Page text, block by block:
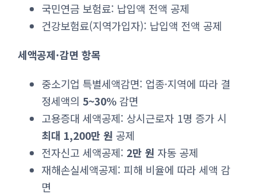
국민연금 보험료: 납입액 전액 공제
건강보험료(지역가입자): 납입액 전액 공제
세액공제·감면 항목
중소기업 특별세액감면: 업종·지역에 따라 결
정세액의 5~30% 감면
고용증대 세액공제: 상시근로자 1명 증가 시
최대 1,200만 원 공제
전자신고 세액공제: 2만 원 자동 공제
재해손실세액공제: 피해 비율에 따라 세액 감
면